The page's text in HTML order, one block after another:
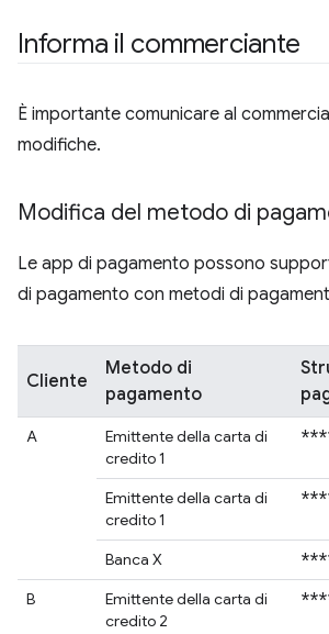
Informa il commerciante
È importante comunicare al
modifiche.
Modifica del metodo di
Le app di pagamento possono
di pagamento con metodi di
Cliente
Metodo di
pagamento
A
Emittente della carta di
credito 1
Emittente della carta di
credito 1
Banca X
B
Emittente della carta di
credito 2